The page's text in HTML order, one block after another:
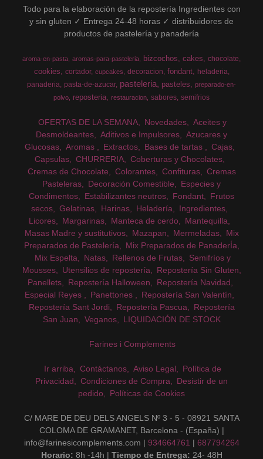
Todo para la elaboración de la repostería Ingredientes con
y sin gluten ✓ Entrega 24-48 horas ✓ distribuidores de
productos de pastelería y panadería
aroma-en-pasta aromas-para-pasteleria bizcochos cakes chocolate
cookies cortador cupcakes decoracion fondant
heladeria
panaderia pasta-de-azucar pasteleria pasteles
preparado-en-
polvo
reposteria restauracion sabores semifrios
OFERTAS DE LA SEMANA Novedades
Aceites y
Desmoldeantes
Aditivos e Impulsores
Azucares y
Glucosas
Aromas Extractos Bases de tartas
Cajas
Capsulas
CHURRERIA
Coberturas y Chocolates
Cremas de Chocolate
Colorantes Confituras
Cremas
Pasteleras
Decoración Comestible
Especies y
Condimentos
Estabilizantes neutros Fondant
Frutos
secos
Gelatinas Harinas Heladería
Ingredientes
Licores
Margarinas Manteca de cerdo
Mantequilla
Masas Madre y sustitutivos
Mazapan Mermeladas
Mix
Preparados de Pastelería
Mix Preparados de PanaderÍa
Mix Espelta
Natas Rellenos de Frutas
Semifríos y
Mousses
Utensilios de repostería
Repostería Sin Gluten
Panellets
Repostería Halloween
Repostería Navidad
Especial Reyes
Panettones
Repostería San Valentín
Repostería Sant Jordi
Repostería Pascua
Repostería
San Juan
Veganos LIQUIDACIÓN DE STOCK
Farines i Complements
Ir arriba Contáctanos Aviso Legal
Política de
Privacidad
Condiciones de Compra
Desistir de un
pedido
Políticas de Cookies
C/ MARE DE DEU DELS ANGELS Nº 3 - 5 - 08921 SANTA
COLOMA DE GRAMANET, Barcelona - (España) |
info@farinesicomplements.com | 934664761 | 687794264
Horario: 8h -14h | Tiempo de Entrega: 24- 48H